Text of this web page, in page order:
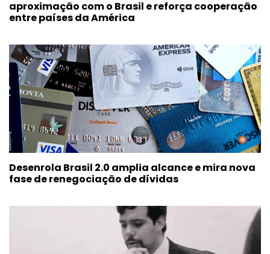
aproximação com o Brasil e reforça cooperação
entre países da América
Desenrola Brasil 2.0 amplia alcance e mira nova
fase de renegociação de dívidas